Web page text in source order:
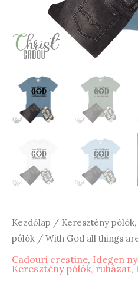
Kezdőlap / Keresztény
pólók / With God all things
Cadouri crestine, Idegen
Keresztény pólók, ruházat,